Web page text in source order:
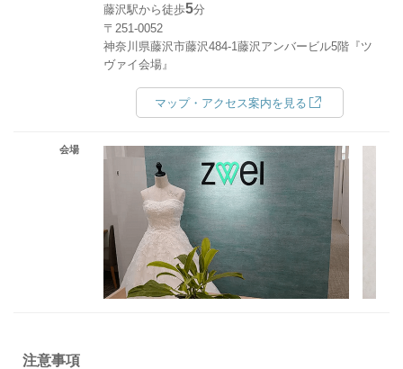
藤沢駅から徒歩5分
〒251-0052
神奈川県藤沢市藤沢484-1藤沢アンバービル5階『ツ
ヴァイ会場』
マップ・アクセス案内を見る
会場
注意事項